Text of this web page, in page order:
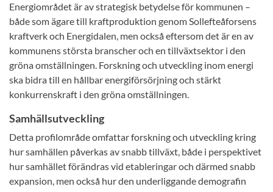
Energiområdet är av strategisk betydelse för kommunen –
både som ägare till kraftproduktion genom Sollefteåforsens
kraftverk och Energidalen, men också eftersom det är en av
kommunens största branscher och en tillväxtsektor i den
gröna omställningen. Forskning och utveckling inom energi
ska bidra till en hållbar energiförsörjning och stärkt
konkurrenskraft i den gröna omställningen.
Samhällsutveckling
Detta profilområde omfattar forskning och utveckling kring
hur samhällen påverkas av snabb tillväxt, både i perspektivet
hur samhället förändras vid etableringar och därmed snabb
expansion, men också hur den underliggande demografin